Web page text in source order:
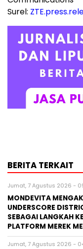
Surel:
BERITA TERKAIT
Jumat, 7 Agustus 2026 -
MONDEVITA
UNDERSCORE
SEBAGAI LANGKAH
PLATFORM MEREK
Jumat, 7 Agustus 2026 -